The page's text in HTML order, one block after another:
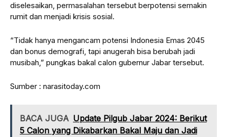
diselesaikan, permasalahan tersebut berpotensi semakin
rumit dan menjadi krisis sosial.
“Tidak hanya mengancam potensi Indonesia Emas 2045
dan bonus demografi, tapi anugerah bisa berubah jadi
musibah,” pungkas bakal calon gubernur Jabar tersebut.
Sumber : narasitoday.com
BACA JUGA Update Pilgub Jabar 2024: Berikut
5 Calon yang Dikabarkan Bakal Maju dan Jadi